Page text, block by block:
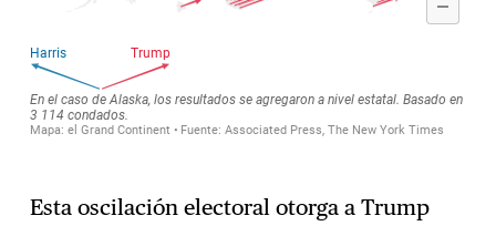
Esta oscilación electoral otorga a Trump